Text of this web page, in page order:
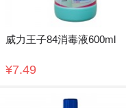
威力王子84消毒液600ml
¥7.49